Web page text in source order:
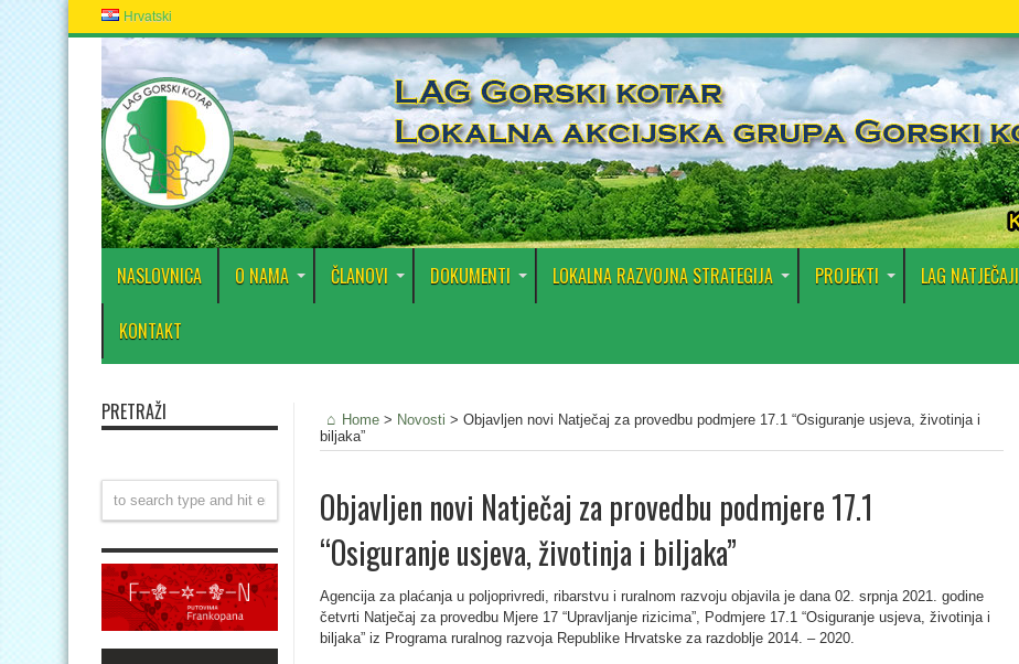
Hrvatski
NASLOVNICA O NAMA ČLANOVI DOKUMENTI LOKALNA RAZVOJNA STRATEGIJA PROJEKTI LAG NATJEČAJI
KONTAKT
Home > Novosti > Objavljen novi Natječaj za provedbu podmjere 17.1 “Osiguranje usjeva, životinja i
biljaka”
Objavljen novi Natječaj za provedbu podmjere 17.1
“Osiguranje usjeva, životinja i biljaka”
Agencija za plaćanja u poljoprivredi, ribarstvu i ruralnom razvoju objavila je dana 02. srpnja 2021. godine
četvrti Natječaj za provedbu Mjere 17 “Upravljanje rizicima”, Podmjere 17.1 “Osiguranje usjeva, životinja i
biljaka” iz Programa ruralnog razvoja Republike Hrvatske za razdoblje 2014. – 2020.
PRETRAŽI